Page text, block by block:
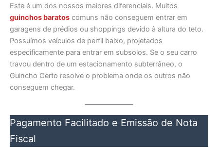
Este é um dos nossos maiores diferenciais. Muitos
guinchos baratos comuns não conseguem entrar em
garagens de prédios ou shoppings devido à altura do teto.
Possuímos veículos de perfil baixo, projetados
especificamente para entrar em subsolos. Se o seu carro
travou dentro de um estacionamento subterrâneo, o
Guincho Certo resolve o problema onde os outros não
conseguem chegar.
Pagamento Facilitado e Emissão de Nota
Fiscal